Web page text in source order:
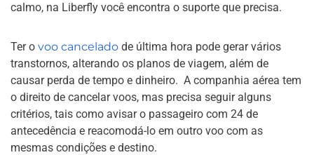
calmo, na Liberfly você encontra o suporte que precisa.
Ter o voo cancelado de última hora pode gerar vários
transtornos, alterando os planos de viagem, além de
causar perda de tempo e dinheiro. A companhia aérea tem
o direito de cancelar voos, mas precisa seguir alguns
critérios, tais como avisar o passageiro com 24 de
antecedência e reacomodá-lo em outro voo com as
mesmas condições e destino.